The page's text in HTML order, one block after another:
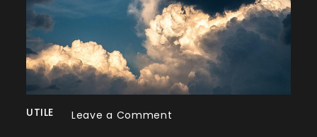
UTILE Leave a Comment